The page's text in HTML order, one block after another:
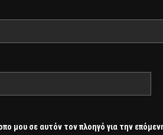
μου σε αυτόν τον πλοηγό για την